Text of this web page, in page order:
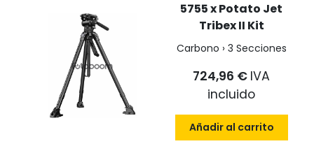
5755 x Potato Jet
Tribex II Kit
Carbono › 3 Secciones
724,96 € IVA
incluido
Añadir al carrito